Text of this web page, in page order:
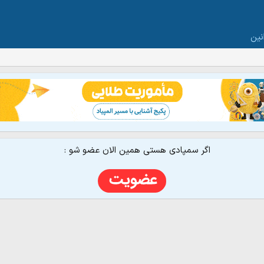
اگر سمپادی هستی همین الان عضو شو :